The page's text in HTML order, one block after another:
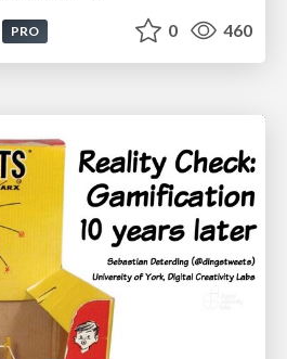
PRO 0 460